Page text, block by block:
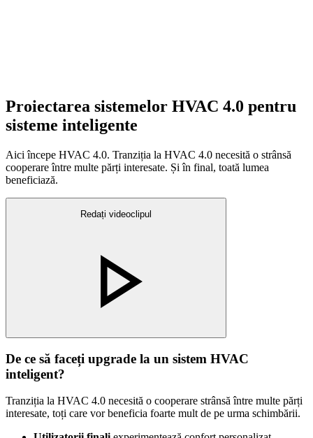
Proiectarea sistemelor HVAC 4.0 pentru
sisteme inteligente
Aici începe HVAC 4.0. Tranziția la HVAC 4.0 necesită o strânsă
cooperare între multe părți interesate. Și în final, toată lumea
beneficiază.
Redați videoclipul
De ce să faceți upgrade la un sistem HVAC
inteligent?
Tranziția la HVAC 4.0 necesită o cooperare strânsă între multe părți
interesate, toți care vor beneficia foarte mult de pe urma schimbării.